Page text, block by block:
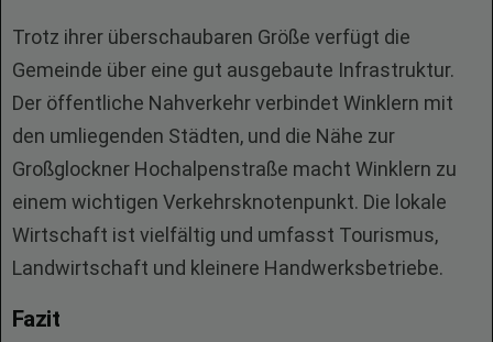
Trotz ihrer überschaubaren Größe verfügt die
Gemeinde über eine gut ausgebaute Infrastruktur.
Der öffentliche Nahverkehr verbindet Winklern mit
den umliegenden Städten, und die Nähe zur
Großglockner Hochalpenstraße macht Winklern zu
einem wichtigen Verkehrsknotenpunkt. Die lokale
Wirtschaft ist vielfältig und umfasst Tourismus,
Landwirtschaft und kleinere Handwerksbetriebe.
Fazit